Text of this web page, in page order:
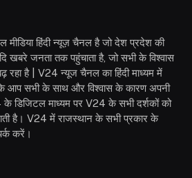
मीडिया हिंदी न्यूज़ चैनल है जो देश प्रदेश की
खबरे जनता तक पहुंचाता है, जो सभी के विश्वास
है | V24 न्यूज चैनल का हिंदी माध्यम में
आप सभी के साथ और विश्वास के कारण अपनी
डिजिटल माध्यम पर V24 के सभी दर्शकों को
है। V24 में राजस्थान के सभी प्रकार के
करें।